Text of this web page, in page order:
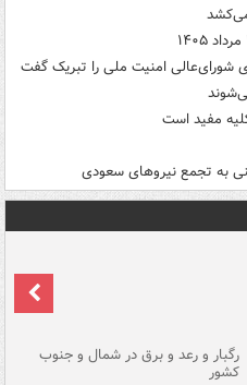
شورای‌عالی امنیت ملی را تبریک گفت
مفید است
به تجمع نیروهای سعودی
رگبار و رعد و برق در شمال و جنوب
کشور